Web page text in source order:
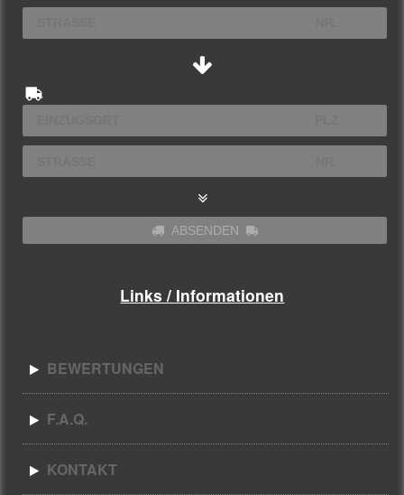
ABSENDEN
Links / Informationen
BEWERTUNGEN
F.A.Q.
KONTAKT